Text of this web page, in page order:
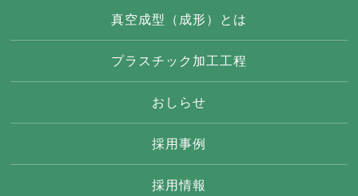
真空成型（成形）とは
プラスチック加工工程
おしらせ
採用事例
採用情報